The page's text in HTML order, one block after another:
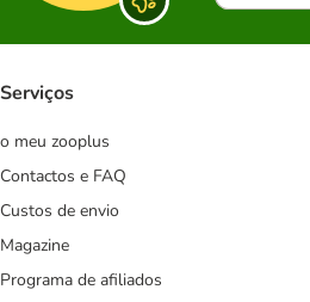
Serviços
o meu zooplus
Contactos e FAQ
Custos de envio
Magazine
Programa de afiliados